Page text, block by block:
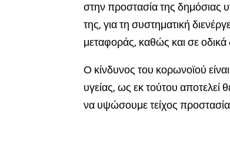
στην προστασία της δημόσιας
της, για τη συστηματική
μεταφοράς, καθώς και σε οδικά
Ο κίνδυνος του κορωνοϊού
υγείας, ως εκ τούτου αποτελεί
να υψώσουμε τείχος